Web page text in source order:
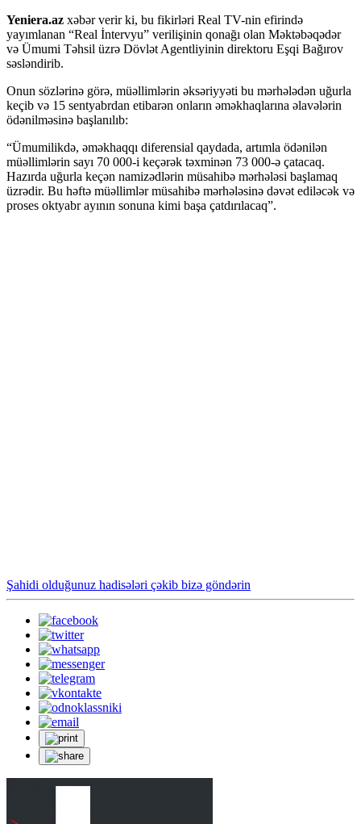
Yeniera.az xəbər verir ki, bu fikirləri Real TV-nin efirində
yayımlanan “Real İntervyu” verilişinin qonağı olan Məktəbəqədər
və Ümumi Təhsil üzrə Dövlət Agentliyinin direktoru Eşqi Bağırov
səsləndirib.
Onun sözlərinə görə, müəllimlərin əksəriyyəti bu mərhələdən uğurla
keçib və 15 sentyabrdan etibarən onların əməkhaqlarına əlavələrin
ödənilməsinə başlanılıb:
“Ümumilikdə, əməkhaqqı diferensial qaydada, artımla ödənilən
müəllimlərin sayı 70 000-i keçərək təxminən 73 000-ə çatacaq.
Hazırda uğurla keçən namizədlərin müsahibə mərhələsi başlamaq
üzrədir. Bu həftə müəllimlər müsahibə mərhələsinə dəvət ediləcək və
proses oktyabr ayının sonuna kimi başa çatdırılacaq”.
Şahidi olduğunuz hadisələri çəkib bizə göndərin